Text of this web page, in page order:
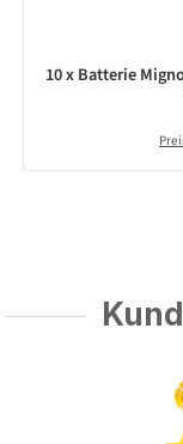
10 x Batterie